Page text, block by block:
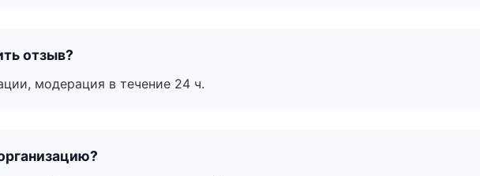
отзыв?
модерация в течение 24 ч.